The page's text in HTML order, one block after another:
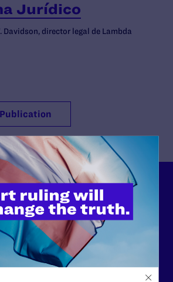
Jurídico
Davidson, director legal de Lambda
can’t do this
your
Lambda Legal's lawyers in
country fighting to strike down these